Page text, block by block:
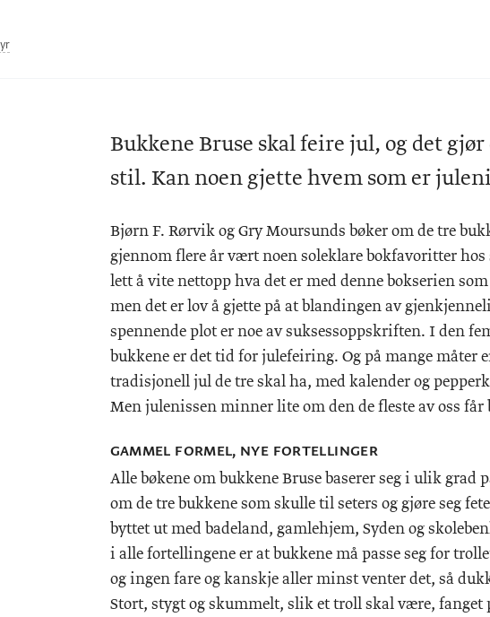
Bukkene Bruse skal feire jul, og det
stil. Kan noen gjette hvem som er
Bjørn F. Rørvik og Gry Moursunds bøker om de tre
gjennom flere år vært noen soleklare bokfavoritter
lett å vite nettopp hva det er med denne bokserien
men det er lov å gjette på at blandingen av
spennende plot er noe av suksessoppskriften. I den
bukkene er det tid for julefeiring. Og på mange måter
tradisjonell jul de tre skal ha, med kalender og
Men julenissen minner lite om den de fleste av oss får
GAMMEL FORMEL, NYE FORTELLINGER
Alle bøkene om bukkene Bruse baserer seg i ulik grad
om de tre bukkene som skulle til seters og gjøre seg
byttet ut med badeland, gamlehjem, Syden og
i alle fortellingene er at bukkene må passe seg for
og ingen fare og kanskje aller minst venter det, så
Stort, stygt og skummelt, slik et troll skal være, fanget